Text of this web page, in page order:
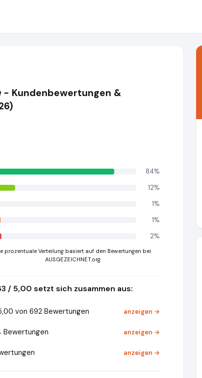
- Kundenbewertungen &
84%
12%
1%
1%
2%
prozentuale Verteilung basiert auf den Bewertungen bei
AUSGEZEICHNET.org
/ 5,00 setzt sich zusammen aus:
von 692 Bewertungen anzeigen →
anzeigen →
anzeigen →